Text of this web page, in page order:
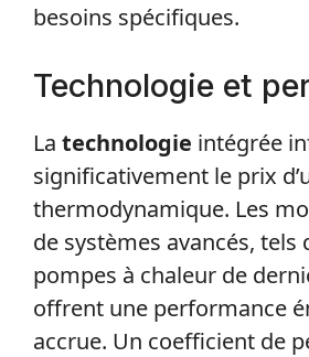
besoins spécifiques.
Technologie et
La technologie intégrée
significativement le prix
thermodynamique. Les
de systèmes avancés, tels
pompes à chaleur de
offrent une performance
accrue. Un coefficient de